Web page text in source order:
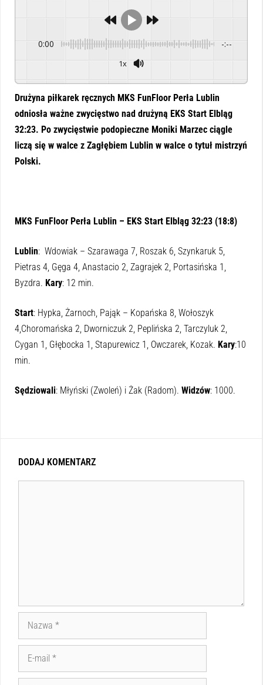
0:00 -:--
1x
Drużyna piłkarek ręcznych MKS FunFloor Perła Lublin
odniosła ważne zwycięstwo nad drużyną EKS Start Elbląg
32:23. Po zwycięstwie podopieczne Moniki Marzec ciągle
liczą się w walce z Zagłębiem Lublin w walce o tytuł mistrzyń
Polski.
MKS FunFloor Perła Lublin – EKS Start Elbląg 32:23 (18:8)
Lublin: Wdowiak – Szarawaga 7, Roszak 6, Szynkaruk 5,
Pietras 4, Gęga 4, Anastacio 2, Zagrajek 2, Portasińska 1,
Byzdra. Kary: 12 min.
Start: Hypka, Żarnoch, Pająk – Kopańska 8, Wołoszyk
4,Choromańska 2, Dworniczuk 2, Peplińska 2, Tarczyluk 2,
Cygan 1, Głębocka 1, Stapurewicz 1, Owczarek, Kozak. Kary:10
min.
Sędziowali: Młyński (Zwoleń) i Żak (Radom). Widzów: 1000.
DODAJ KOMENTARZ